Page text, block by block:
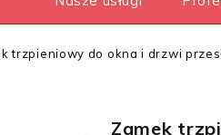
trzpieniowy do okna i drzwi
Zamek